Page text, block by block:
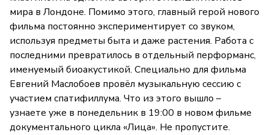
мира в Лондоне. Помимо этого, главный герой нового
фильма постоянно экспериментирует со звуком,
используя предметы быта и даже растения. Работа с
последними превратилось в отдельный перформанс,
именуемый биоакустикой. Специально для фильма
Евгений Маслобоев провёл музыкальную сессию с
участием спатифиллума. Что из этого вышло –
узнаете уже в понедельник в 19:00 в новом фильме
документального цикла «Лица». Не пропустите.